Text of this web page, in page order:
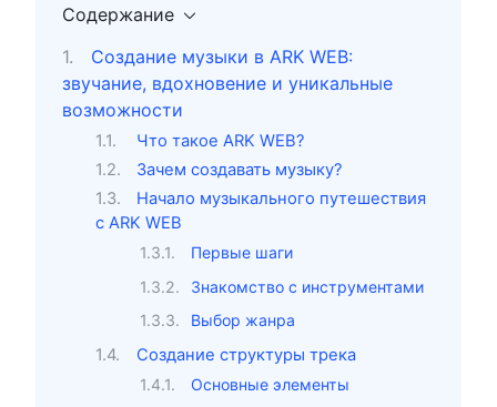
Содержание
Создание музыки в ARK WEB:
звучание, вдохновение и уникальные
возможности
Что такое ARK WEB?
Зачем создавать музыку?
Начало музыкального путешествия
с ARK WEB
Первые шаги
Знакомство с инструментами
Выбор жанра
Создание структуры трека
Основные элементы